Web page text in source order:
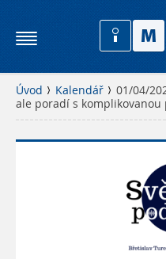
Úvod Kalendář
01/04/
ale poradí s komplikovanou